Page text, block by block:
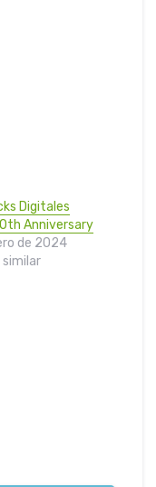
Digitales
Anniversary
de 2024
similar